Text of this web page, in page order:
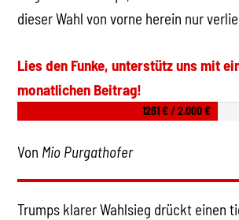
dieser Wahl von vorne herein nur
Lies den Funke, unterstütz uns mit
monatlichen Beitrag!
1261 € / 2.000 €
Von Mio Purgathofer
Trumps klarer Wahlsieg drückt einen